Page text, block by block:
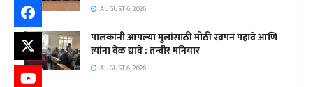
AUGUST 6, 2026
पालकांनी आपल्या मुलांसाठी मोठी स्वपनं पहावे आणि
त्यांना वेळ द्यावे : तन्वीर मनियार
AUGUST 6, 2026